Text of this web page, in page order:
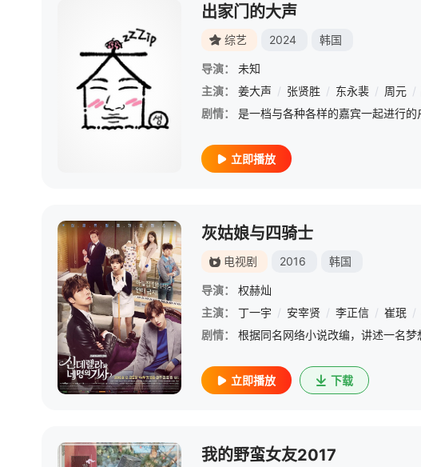
出家门的大声
综艺 2024 韩国
导演：
未知
主演：
姜大声 / 张贤胜 / 东永裴 / 周元 /
剧情：
立即播放
灰姑娘与四骑士
电视剧 2016 韩国
导演：
权赫灿
主演：
丁一宇 / 安宰贤 / 李正信 / 崔珉 /
剧情：
立即播放 下载
我的野蛮女友2017